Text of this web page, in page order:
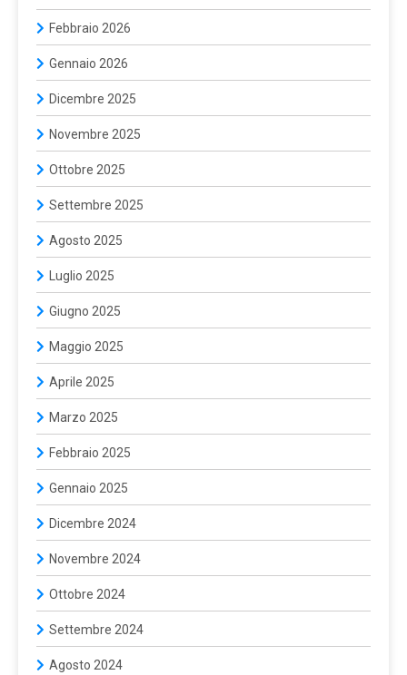
Febbraio 2026
Gennaio 2026
Dicembre 2025
Novembre 2025
Ottobre 2025
Settembre 2025
Agosto 2025
Luglio 2025
Giugno 2025
Maggio 2025
Aprile 2025
Marzo 2025
Febbraio 2025
Gennaio 2025
Dicembre 2024
Novembre 2024
Ottobre 2024
Settembre 2024
Agosto 2024